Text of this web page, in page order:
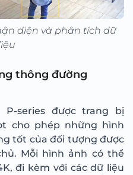
diện và phân tích dữ
thông đường
P-series được trang bị
cho phép những hình
tốt của đối tượng được
Mỗi hình ảnh có thể
đi kèm với các dữ liệu